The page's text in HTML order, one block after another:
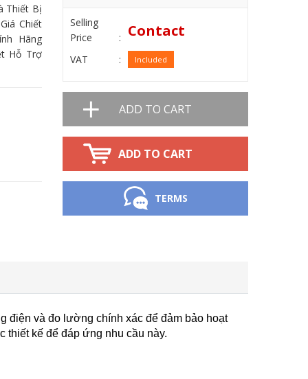
Thiết Bị
Chiết
Hãng
Hỗ Trợ
Selling
Price
Contact
VAT Included
ADD TO CART
ADD TO CART
TERMS
điện và đo lường chính xác để đảm bảo hoạt
thiết kế để đáp ứng nhu cầu này.